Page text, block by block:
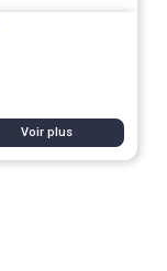
Voir plus